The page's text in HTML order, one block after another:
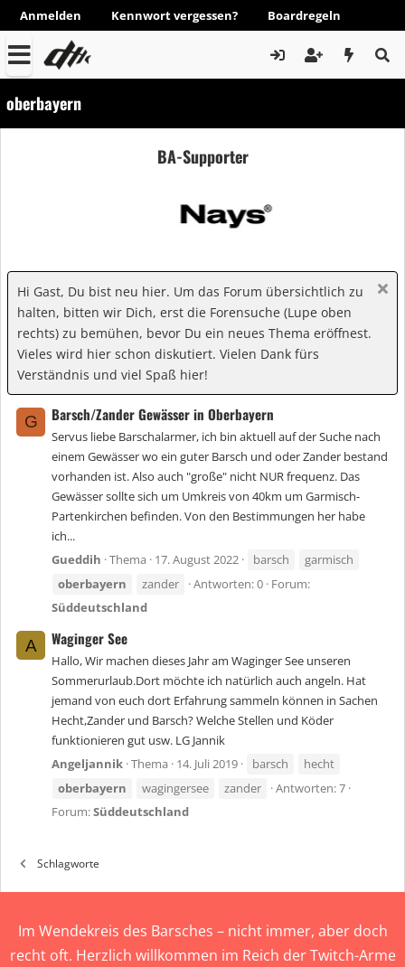
Anmelden Kennwort vergessen? Boardregeln
oberbayern
BA-Supporter
Hi Gast, Du bist neu hier. Um das Forum übersichtlich zu
halten, bitten wir Dich, erst die Forensuche (Lupe oben
rechts) zu bemühen, bevor Du ein neues Thema eröffnest.
Vieles wird hier schon diskutiert. Vielen Dank fürs
Verständnis und viel Spaß hier!
G Barsch/Zander Gewässer in Oberbayern
Servus liebe Barschalarmer, ich bin aktuell auf der Suche nach
einem Gewässer wo ein guter Barsch und oder Zander bestand
vorhanden ist. Also auch "große" nicht NUR frequenz. Das
Gewässer sollte sich um Umkreis von 40km um Garmisch-
Partenkirchen befinden. Von den Bestimmungen her habe
ich...
Gueddih Thema 17. August 2022 barsch
garmisch
oberbayern
zander Antworten: 0 Forum:
Süddeutschland
A Waginger See
Hallo, Wir machen dieses Jahr am Waginger See unseren
Sommerurlaub.Dort möchte ich natürlich auch angeln. Hat
jemand von euch dort Erfahrung sammeln können in Sachen
Hecht,Zander und Barsch? Welche Stellen und Köder
funktionieren gut usw. LG Jannik
Angeljannik Thema 14. Juli 2019 barsch
hecht
oberbayern
wagingersee zander
Antworten: 7
Forum:Süddeutschland
Schlagworte
Im Wendekreis des Barsches – nicht immer, aber doch
recht oft. Herzlich willkommen im Reich der Twitch-Arme